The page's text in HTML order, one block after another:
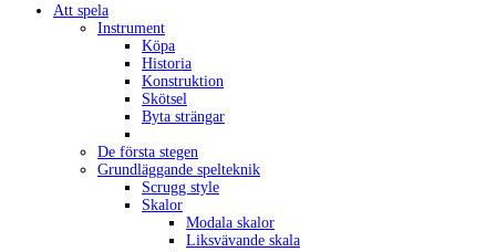
Att spela
Instrument
Köpa
Historia
Konstruktion
Skötsel
Byta strängar
De första stegen
Grundläggande spelteknik
Scrugg style
Skalor
Modala skalor
Liksvävande skala